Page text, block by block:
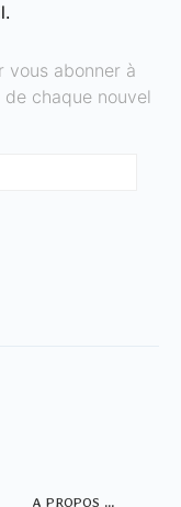
vous abonner à
chaque nouvel
A PROPOS …